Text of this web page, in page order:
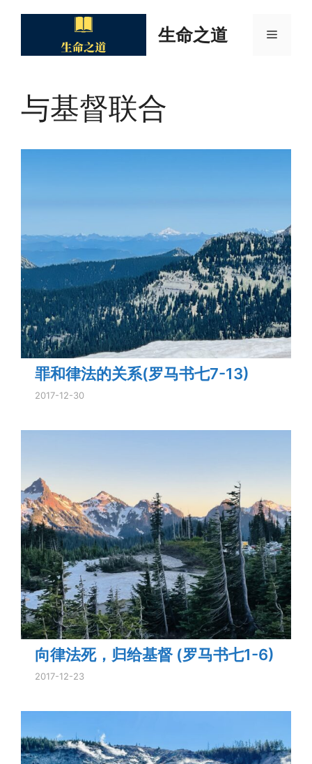
生命之道 Menu
与基督联合
罪和律法的关系(罗马书七7-13)
2017-12-30
向律法死，归给基督 (罗马书七1-6)
2017-12-23